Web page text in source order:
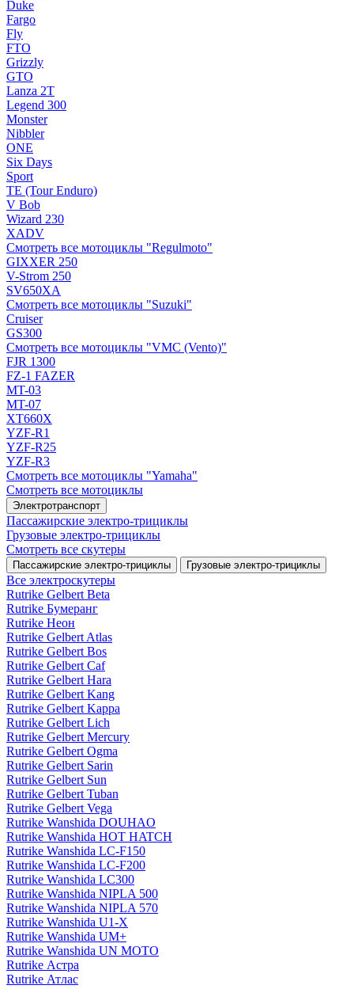
Duke
Fargo
Fly
FTO
Grizzly
GTO
Lanza 2T
Legend 300
Monster
Nibbler
ONE
Six Days
Sport
TE (Tour Enduro)
V Bob
Wizard 230
XADV
Смотреть все мотоциклы "Regulmoto"
GIXXER 250
V-Strom 250
SV650XA
Смотреть все мотоциклы "Suzuki"
Cruiser
GS300
Смотреть все мотоциклы "VMC (Vento)"
FJR 1300
FZ-1 FAZER
MT-03
MT-07
XT660X
YZF-R1
YZF-R25
YZF-R3
Смотреть все мотоциклы "Yamaha"
Смотреть все мотоциклы
Электротранспорт
Пассажирские электро‑трициклы
Грузовые электро‑трициклы
Смотреть все скутеры
Пассажирские электро‑трициклы Грузовые электро‑трициклы
Все электро­скутеры
Rutrike Gelbert Beta
Rutrike Бумеранг
Rutrike Неон
Rutrike Gelbert Atlas
Rutrike Gelbert Bos
Rutrike Gelbert Caf
Rutrike Gelbert Hara
Rutrike Gelbert Kang
Rutrike Gelbert Kappa
Rutrike Gelbert Lich
Rutrike Gelbert Mercury
Rutrike Gelbert Ogma
Rutrike Gelbert Sarin
Rutrike Gelbert Sun
Rutrike Gelbert Tuban
Rutrike Gelbert Vega
Rutrike Wanshida DOUHAO
Rutrike Wanshida HOT HATCH
Rutrike Wanshida LC-F150
Rutrike Wanshida LC-F200
Rutrike Wanshida LC300
Rutrike Wanshida NIPLA 500
Rutrike Wanshida NIPLA 570
Rutrike Wanshida U1-X
Rutrike Wanshida UM+
Rutrike Wanshida UN MOTO
Rutrike Астра
Rutrike Атлас